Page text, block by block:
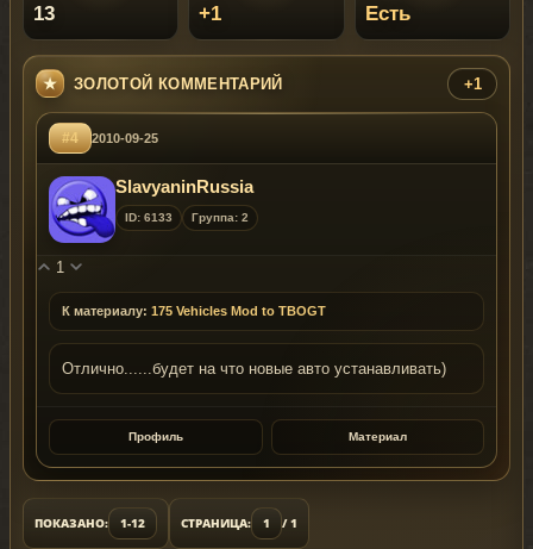
13 +1 Есть
ЗОЛОТОЙ КОММЕНТАРИЙ +1
#4 2010-09-25
SlavyaninRussia
ID: 6133 Группа: 2
1
К материалу: 175 Vehicles Mod to TBOGT
Отлично......будет на что новые авто устанавливать)
Профиль Материал
ПОКАЗАНО: 1-12 СТРАНИЦА: 1 / 1